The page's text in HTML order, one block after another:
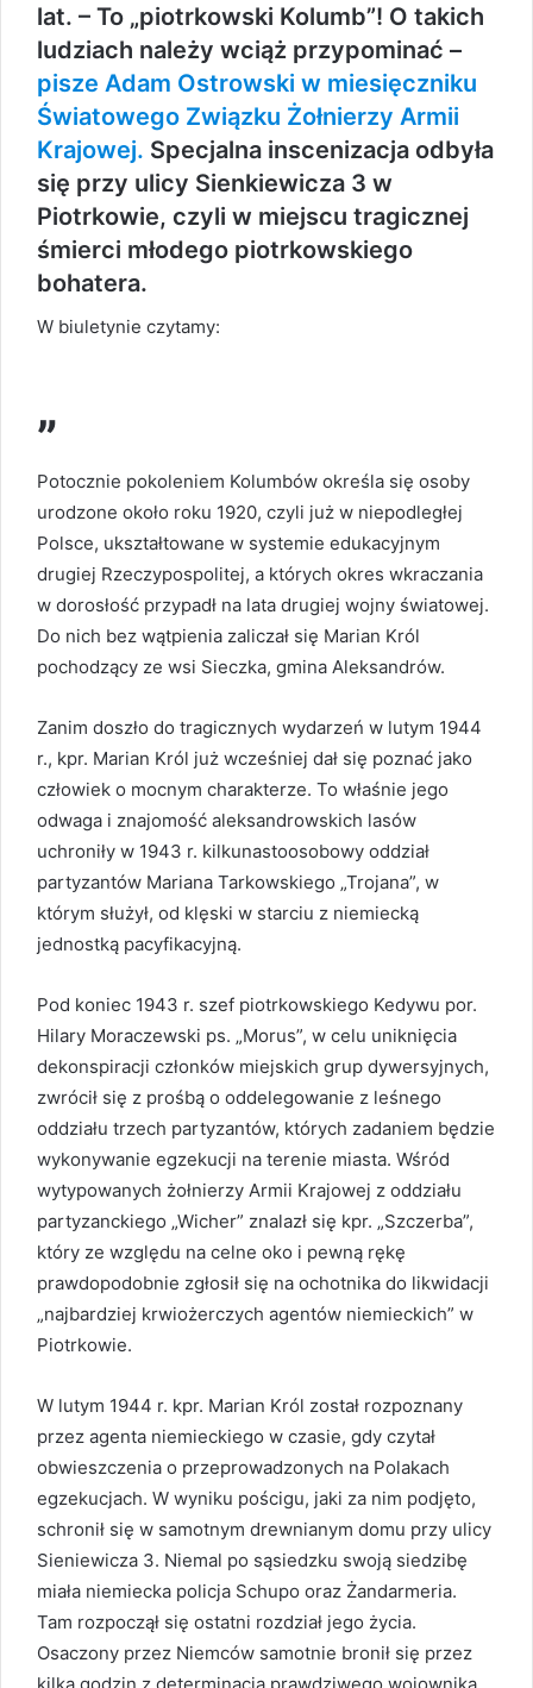
lat. – To „piotrkowski Kolumb”! O takich
ludziach należy wciąż przypominać –
pisze Adam Ostrowski w miesięczniku
Światowego Związku Żołnierzy Armii
Krajowej. Specjalna inscenizacja odbyła
się przy ulicy Sienkiewicza 3 w
Piotrkowie, czyli w miejscu tragicznej
śmierci młodego piotrkowskiego
bohatera.
W biuletynie czytamy:
„
Potocznie pokoleniem Kolumbów określa się osoby
urodzone około roku 1920, czyli już w niepodległej
Polsce, ukształtowane w systemie edukacyjnym
drugiej Rzeczypospolitej, a których okres wkraczania
w dorosłość przypadł na lata drugiej wojny światowej.
Do nich bez wątpienia zaliczał się Marian Król
pochodzący ze wsi Sieczka, gmina Aleksandrów.
Zanim doszło do tragicznych wydarzeń w lutym 1944
r., kpr. Marian Król już wcześniej dał się poznać jako
człowiek o mocnym charakterze. To właśnie jego
odwaga i znajomość aleksandrowskich lasów
uchroniły w 1943 r. kilkunastoosobowy oddział
partyzantów Mariana Tarkowskiego „Trojana”, w
którym służył, od klęski w starciu z niemiecką
jednostką pacyfikacyjną.
Pod koniec 1943 r. szef piotrkowskiego Kedywu por.
Hilary Moraczewski ps. „Morus”, w celu uniknięcia
dekonspiracji członków miejskich grup dywersyjnych,
zwrócił się z prośbą o oddelegowanie z leśnego
oddziału trzech partyzantów, których zadaniem będzie
wykonywanie egzekucji na terenie miasta. Wśród
wytypowanych żołnierzy Armii Krajowej z oddziału
partyzanckiego „Wicher” znalazł się kpr. „Szczerba”,
który ze względu na celne oko i pewną rękę
prawdopodobnie zgłosił się na ochotnika do likwidacji
„najbardziej krwiożerczych agentów niemieckich” w
Piotrkowie.
W lutym 1944 r. kpr. Marian Król został rozpoznany
przez agenta niemieckiego w czasie, gdy czytał
obwieszczenia o przeprowadzonych na Polakach
egzekucjach. W wyniku pościgu, jaki za nim podjęto,
schronił się w samotnym drewnianym domu przy ulicy
Sieniewicza 3. Niemal po sąsiedzku swoją siedzibę
miała niemiecka policja Schupo oraz Żandarmeria.
Tam rozpoczął się ostatni rozdział jego życia.
Osaczony przez Niemców samotnie bronił się przez